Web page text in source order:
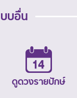
บอื่น
ดูดวงรายปักษ์